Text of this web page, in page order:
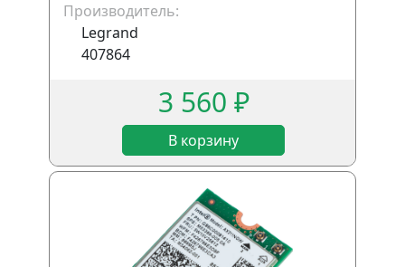
Производитель:
Legrand
407864
3 560 ₽
В корзину